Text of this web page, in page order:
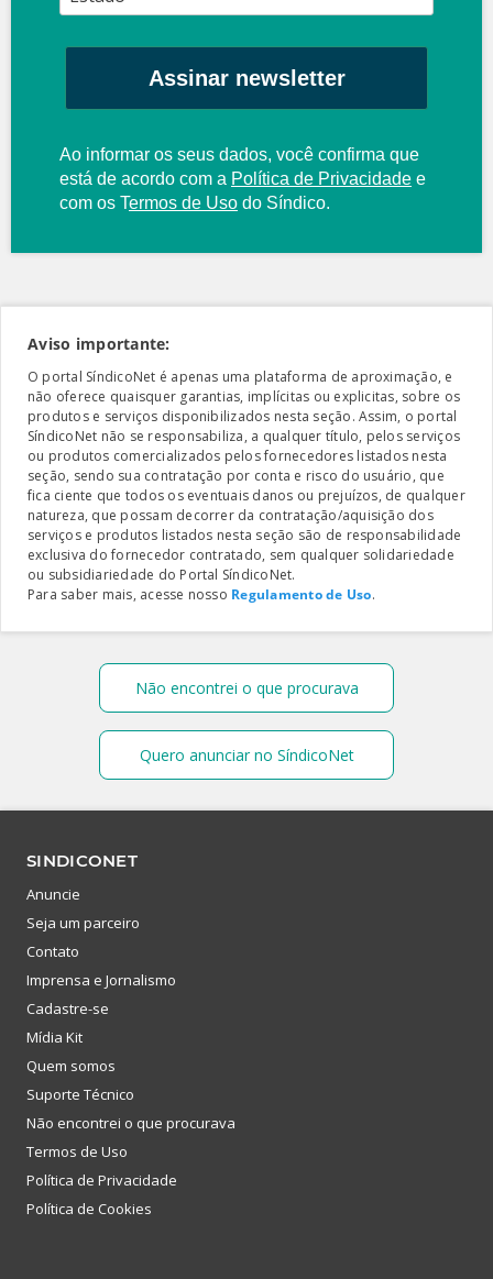
Assinar newsletter
Ao informar os seus dados, você confirma que
está de acordo com a Política de Privacidade e
com os Termos de Uso do Síndico.
Aviso importante:
O portal SíndicoNet é apenas uma plataforma de aproximação, e
não oferece quaisquer garantias, implícitas ou explicitas, sobre os
produtos e serviços disponibilizados nesta seção. Assim, o portal
SíndicoNet não se responsabiliza, a qualquer título, pelos serviços
ou produtos comercializados pelos fornecedores listados nesta
seção, sendo sua contratação por conta e risco do usuário, que
fica ciente que todos os eventuais danos ou prejuízos, de qualquer
natureza, que possam decorrer da contratação/aquisição dos
serviços e produtos listados nesta seção são de responsabilidade
exclusiva do fornecedor contratado, sem qualquer solidariedade
ou subsidiariedade do Portal SíndicoNet.
Para saber mais, acesse nosso Regulamento de Uso.
Não encontrei o que procurava
Quero anunciar no SíndicoNet
SINDICONET
Anuncie
Seja um parceiro
Contato
Imprensa e Jornalismo
Cadastre-se
Mídia Kit
Quem somos
Suporte Técnico
Não encontrei o que procurava
Termos de Uso
Política de Privacidade
Política de Cookies